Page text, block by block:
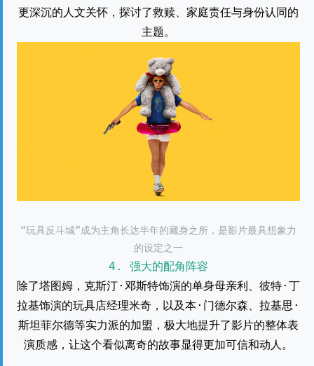
更深沉的人文关怀，探讨了救赎、家庭责任与身份认同的
主题。
“玩具反斗城”成为主角长达半年的藏身之所，是影片最具想象力
的设定之一
4. 强大的配角阵容
除了塔图姆，克斯汀·邓斯特饰演的单身母亲利、彼特·丁
拉基饰演的玩具店经理米奇，以及本·门德尔森、拉基思·
斯坦菲尔德等实力派的加盟，极大地提升了影片的整体表
演质感，让这个看似离奇的故事显得更加可信和动人。